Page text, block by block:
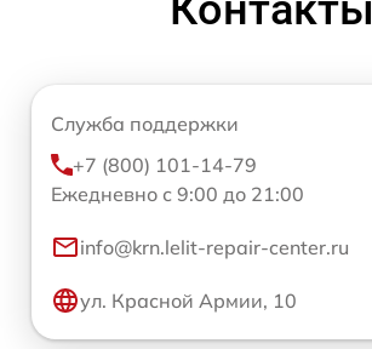
Служба поддержки
+7 (800) 101-14-79
Ежедневно с 9:00 до 21:00
info@krn.lelit-repair-center.ru
ул. Красной Армии, 10